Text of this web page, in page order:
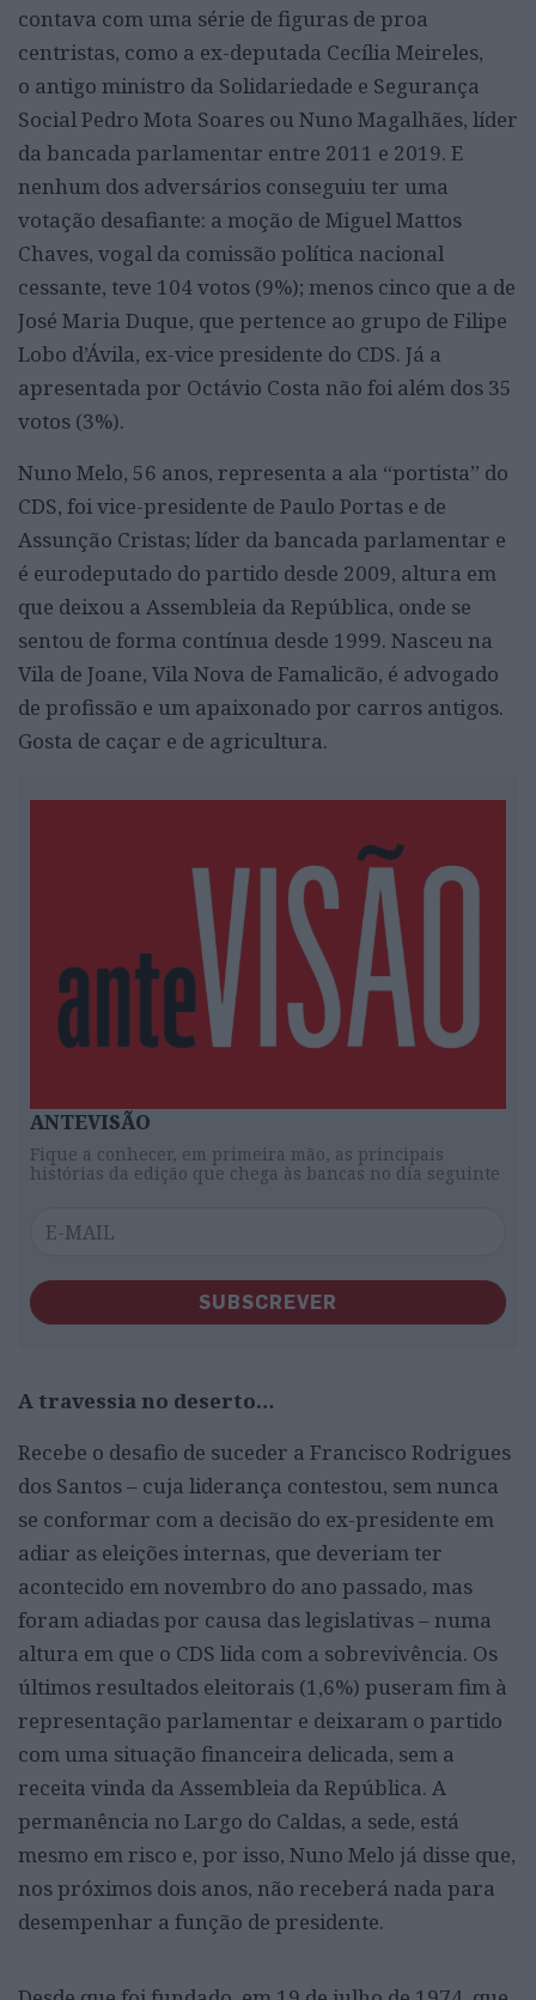
contava com uma série de figuras de proa
centristas, como a ex-deputada Cecília Meireles,
o antigo ministro da Solidariedade e Segurança
Social Pedro Mota Soares ou Nuno Magalhães, líder
da bancada parlamentar entre 2011 e 2019. E
nenhum dos adversários conseguiu ter uma
votação desafiante: a moção de Miguel Mattos
Chaves, vogal da comissão política nacional
cessante, teve 104 votos (9%); menos cinco que a de
José Maria Duque, que pertence ao grupo de Filipe
Lobo d’Ávila, ex-vice presidente do CDS. Já a
apresentada por Octávio Costa não foi além dos 35
votos (3%).
Nuno Melo, 56 anos, representa a ala “portista” do
CDS, foi vice-presidente de Paulo Portas e de
Assunção Cristas; líder da bancada parlamentar e
é eurodeputado do partido desde 2009, altura em
que deixou a Assembleia da República, onde se
sentou de forma contínua desde 1999. Nasceu na
Vila de Joane, Vila Nova de Famalicão, é advogado
de profissão e um apaixonado por carros antigos.
Gosta de caçar e de agricultura.
ANTEVISÃO
Fique a conhecer, em primeira mão, as principais
histórias da edição que chega às bancas no dia seguinte
SUBSCREVER
A travessia no deserto…
Recebe o desafio de suceder a Francisco Rodrigues
dos Santos – cuja liderança contestou, sem nunca
se conformar com a decisão do ex-presidente em
adiar as eleições internas, que deveriam ter
acontecido em novembro do ano passado, mas
foram adiadas por causa das legislativas – numa
altura em que o CDS lida com a sobrevivência. Os
últimos resultados eleitorais (1,6%) puseram fim à
representação parlamentar e deixaram o partido
com uma situação financeira delicada, sem a
receita vinda da Assembleia da República. A
permanência no Largo do Caldas, a sede, está
mesmo em risco e, por isso, Nuno Melo já disse que,
nos próximos dois anos, não receberá nada para
desempenhar a função de presidente.